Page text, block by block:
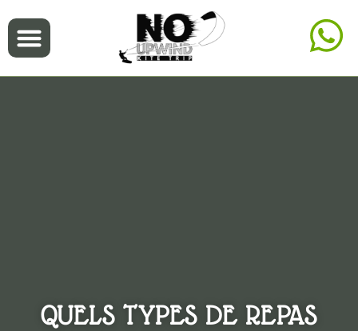
QUELS TYPES DE REPAS